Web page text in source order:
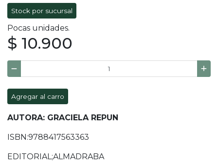
Stock por sucursal
Pocas unidades.
$ 10.900
Agregar al carro
AUTORA: GRACIELA REPUN
ISBN:9788417563363
EDITORIAL;ALMADRABA